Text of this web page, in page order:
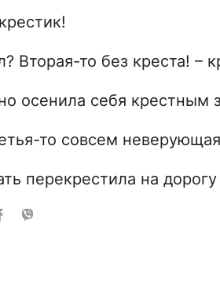
Вторая-то без креста! –
осенила себя крестным
то совсем
перекрестила на